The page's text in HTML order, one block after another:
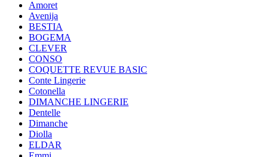
Amoret
Avenija
BESTIA
BOGEMA
CLEVER
CONSO
COQUETTE REVUE BASIC
Conte Lingerie
Cotonella
DIMANCHE LINGERIE
Dentelle
Dimanche
Diolla
ELDAR